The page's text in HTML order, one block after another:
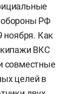
РФ
ноября. Как
ВКС
совместные
целей в